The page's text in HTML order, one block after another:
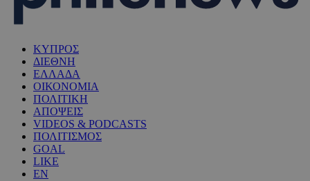
ΚΥΠΡΟΣ
ΔΙΕΘΝΗ
ΕΛΛΑΔΑ
ΟΙΚΟΝΟΜΙΑ
ΠΟΛΙΤΙΚΗ
ΑΠΟΨΕΙΣ
VIDEOS & PODCASTS
ΠΟΛΙΤΙΣΜΟΣ
GOAL
LIKE
EN